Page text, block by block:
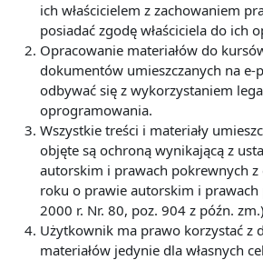
ich właścicielem z zachowaniem
posiadać zgodę właściciela do ich
Opracowanie materiałów do
dokumentów umieszczanych na
odbywać się z wykorzystaniem
oprogramowania.
Wszystkie treści i materiały
objęte są ochroną wynikającą z
autorskim i prawach pokrewnych
roku o prawie autorskim i prawach
2000 r. Nr. 80, poz. 904 z późn.
Użytkownik ma prawo korzystać z
materiałów jedynie dla własnych